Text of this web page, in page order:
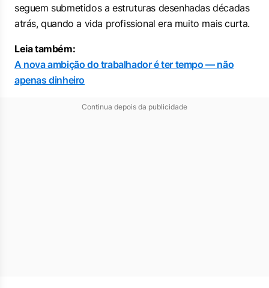
seguem submetidos a estruturas desenhadas décadas
atrás, quando a vida profissional era muito mais curta.
Leia também:
A nova ambição do trabalhador é ter tempo — não
apenas dinheiro
Continua depois da publicidade